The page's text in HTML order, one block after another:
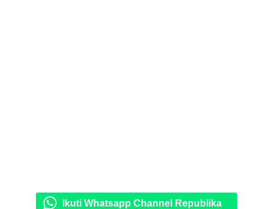
Ikuti Whatsapp Channel Republika